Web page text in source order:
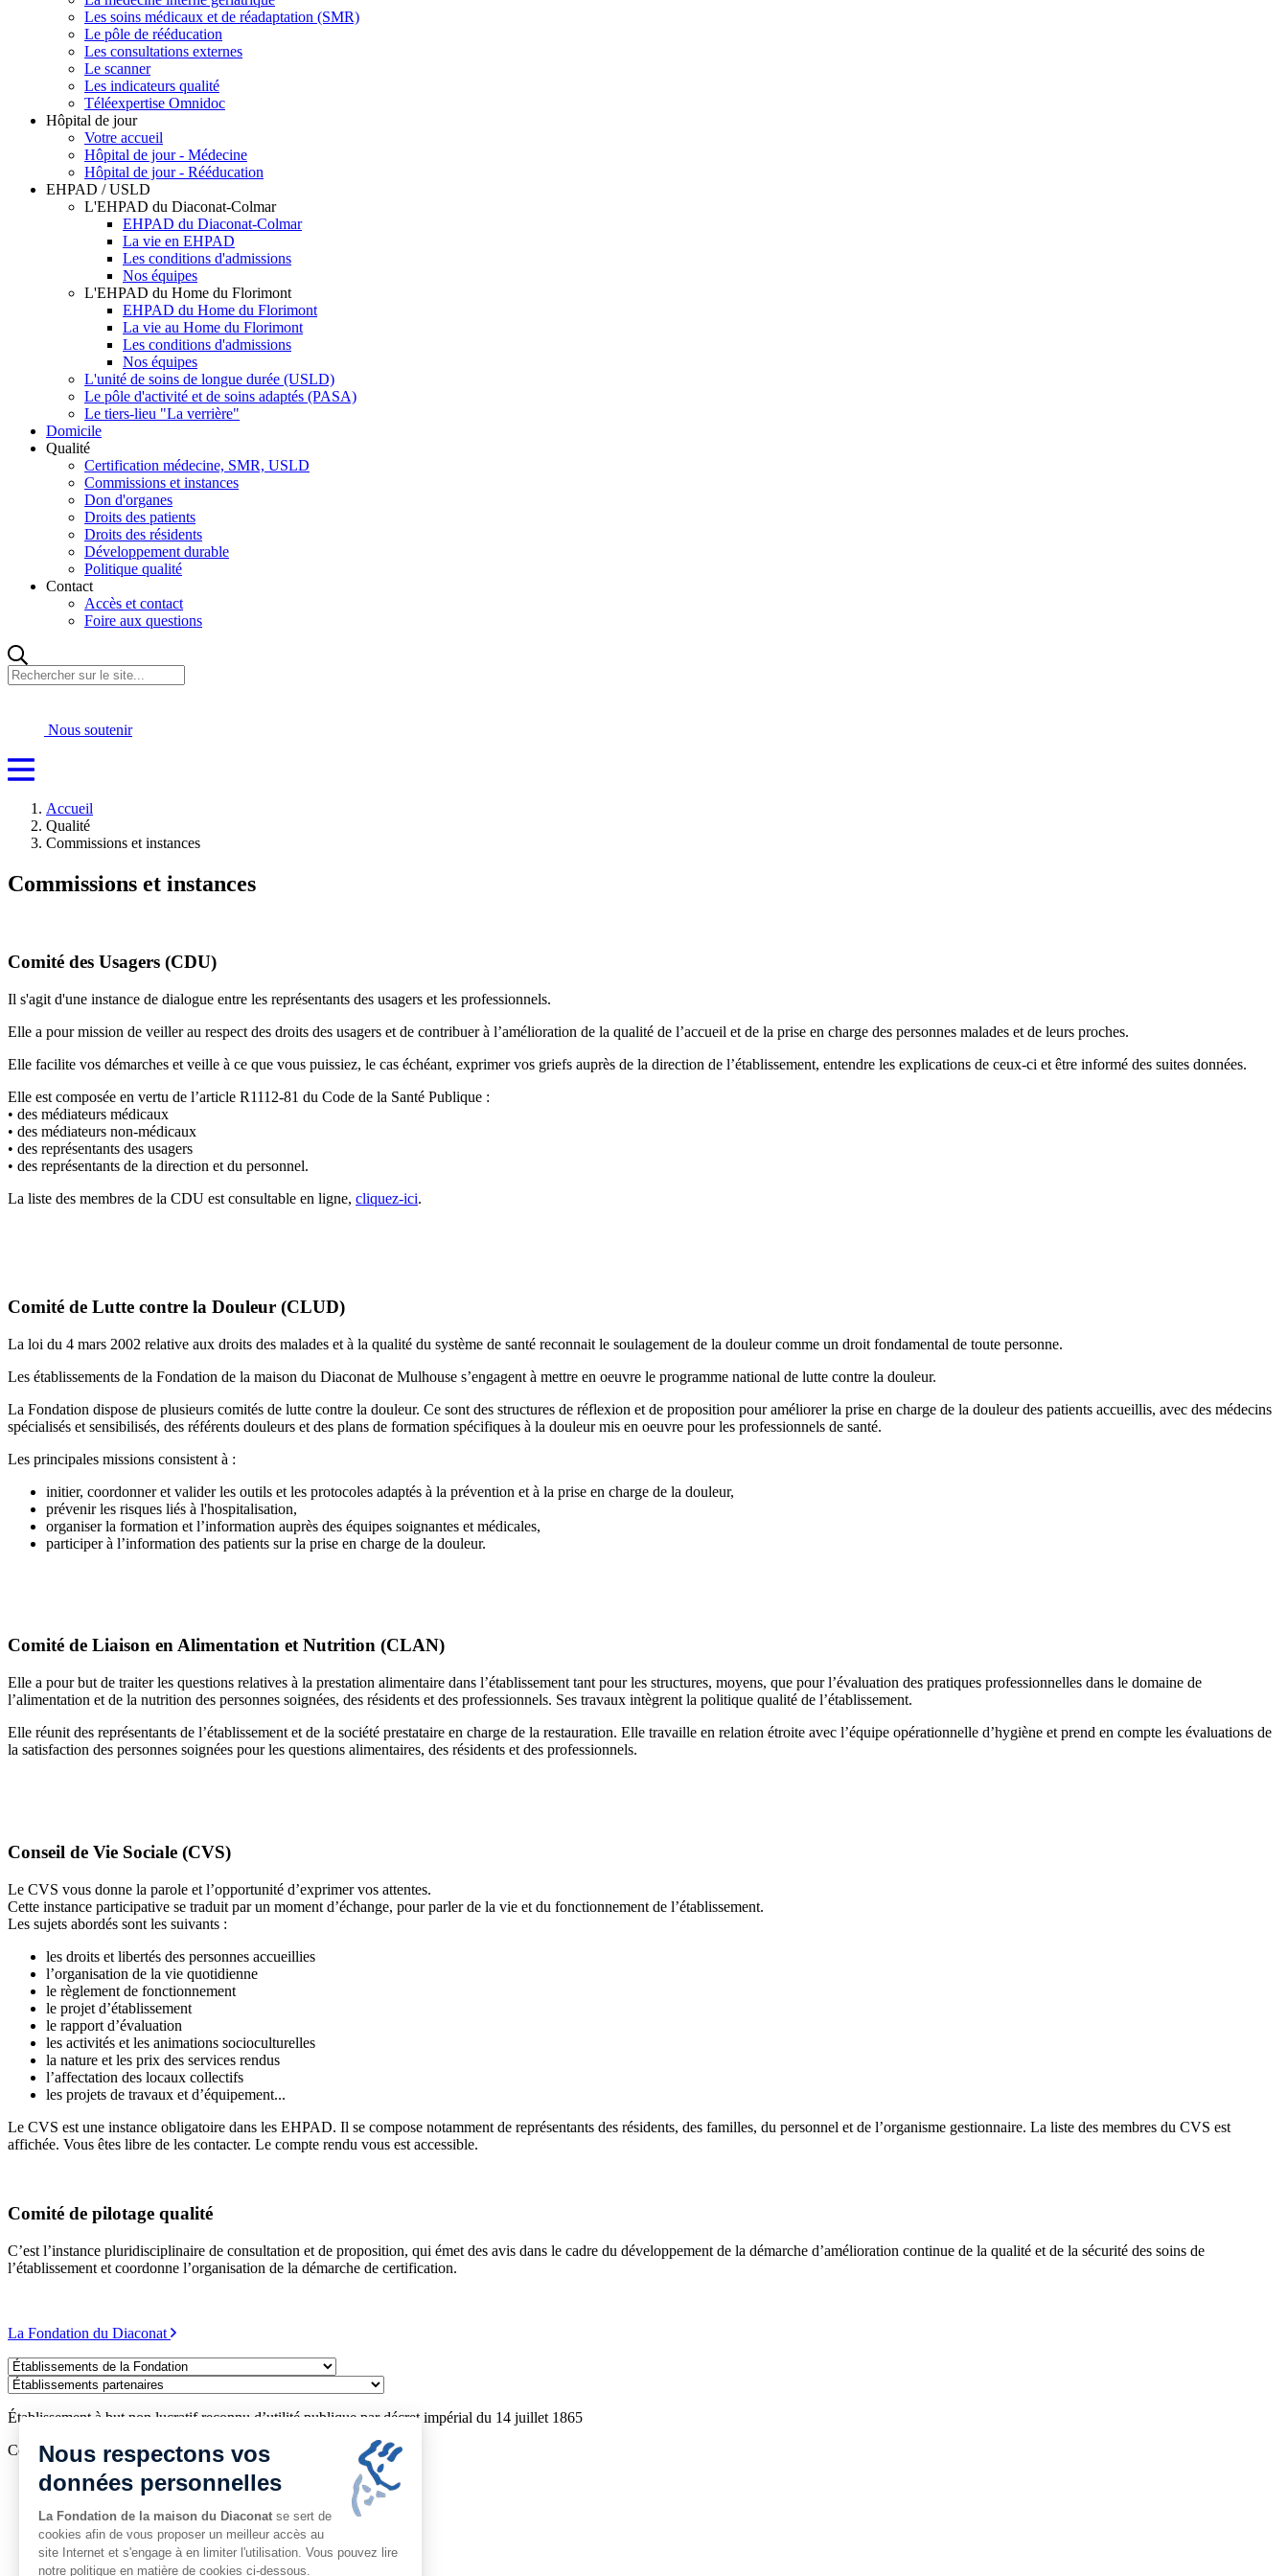
Les soins médicaux et de réadaptation (SMR)
Le pôle de rééducation
Les consultations externes
Le scanner
Les indicateurs qualité
Téléexpertise Omnidoc
Hôpital de jour
Votre accueil
Hôpital de jour - Médecine
Hôpital de jour - Rééducation
EHPAD / USLD
L'EHPAD du Diaconat-Colmar
EHPAD du Diaconat-Colmar
La vie en EHPAD
Les conditions d'admissions
Nos équipes
L'EHPAD du Home du Florimont
EHPAD du Home du Florimont
La vie au Home du Florimont
Les conditions d'admissions
Nos équipes
L'unité de soins de longue durée (USLD)
Le pôle d'activité et de soins adaptés (PASA)
Le tiers-lieu "La verrière"
Domicile
Qualité
Certification médecine, SMR, USLD
Commissions et instances
Don d'organes
Droits des patients
Droits des résidents
Développement durable
Politique qualité
Contact
Accès et contact
Foire aux questions
Rechercher
sur
Nous soutenir
Accueil
Qualité
Commissions et instances
Commissions et instances
Comité des Usagers (CDU)
Il s'agit d'une instance de dialogue entre les représentants des usagers et les professionnels.
Elle a pour mission de veiller au respect des droits des usagers et de contribuer à l’amélioration de la qualité de l’accueil et de la prise en charge des personnes malades et de leurs proches.
Elle facilite vos démarches et veille à ce que vous puissiez, le cas échéant, exprimer vos griefs auprès de la direction de l’établissement, entendre les explications de ceux-ci et être informé des suites données.
Elle est composée en vertu de l’article R1112-81 du Code de la Santé Publique :
• des médiateurs médicaux
• des médiateurs non-médicaux
• des représentants des usagers
• des représentants de la direction et du personnel.
La liste des membres de la CDU est consultable en ligne, cliquez-ici.
Comité de Lutte contre la Douleur (CLUD)
La loi du 4 mars 2002 relative aux droits des malades et à la qualité du système de santé reconnait le soulagement de la douleur comme un droit fondamental de toute personne.
Les établissements de la Fondation de la maison du Diaconat de Mulhouse s’engagent à mettre en oeuvre le programme national de lutte contre la douleur.
La Fondation dispose de plusieurs comités de lutte contre la douleur. Ce sont des structures de réflexion et de proposition pour améliorer la prise en charge de la douleur des patients accueillis, avec des médecins
spécialisés et sensibilisés, des référents douleurs et des plans de formation spécifiques à la douleur mis en oeuvre pour les professionnels de santé.
Les principales missions consistent à :
initier, coordonner et valider les outils et les protocoles adaptés à la prévention et à la prise en charge de la douleur,
prévenir les risques liés à l'hospitalisation,
organiser la formation et l’information auprès des équipes soignantes et médicales,
participer à l’information des patients sur la prise en charge de la douleur.
Comité de Liaison en Alimentation et Nutrition (CLAN)
Elle a pour but de traiter les questions relatives à la prestation alimentaire dans l’établissement tant pour les structures, moyens, que pour l’évaluation des pratiques professionnelles dans le domaine de
l’alimentation et de la nutrition des personnes soignées, des résidents et des professionnels. Ses travaux intègrent la politique qualité de l’établissement.
Elle réunit des représentants de l’établissement et de la société prestataire en charge de la restauration. Elle travaille en relation étroite avec l’équipe opérationnelle d’hygiène et prend en compte les évaluations de
la satisfaction des personnes soignées pour les questions alimentaires, des résidents et des professionnels.
Conseil de Vie Sociale (CVS)
Le CVS vous donne la parole et l’opportunité d’exprimer vos attentes.
Cette instance participative se traduit par un moment d’échange, pour parler de la vie et du fonctionnement de l’établissement.
Les sujets abordés sont les suivants :
les droits et libertés des personnes accueillies
l’organisation de la vie quotidienne
le règlement de fonctionnement
le projet d’établissement
le rapport d’évaluation
les activités et les animations socioculturelles
la nature et les prix des services rendus
l’affectation des locaux collectifs
les projets de travaux et d’équipement...
Le CVS est une instance obligatoire dans les EHPAD. Il se compose notamment de représentants des résidents, des familles, du personnel et de l’organisme gestionnaire. La liste des membres du CVS est
affichée. Vous êtes libre de les contacter. Le compte rendu vous est accessible.
Comité de pilotage qualité
C’est l’instance pluridisciplinaire de consultation et de proposition, qui émet des avis dans le cadre du développement de la démarche d’amélioration continue de la qualité et de la sécurité des soins de
l’établissement et coordonne l’organisation de la démarche de certification.
La Fondation du Diaconat
Établissements
de
la
Fondation
Établissements
Établissement à but non lucratif reconnu d’utilité publique par décret impérial du 14 juillet 1865
Copyright © 2026 www.diaconat-colmar.fr
Mentions légales
Politique de confidentialité
Consentement aux cookies
Plan du site
Alsa'Seniors
Assistante sociale
Nous respectons vos
données personnelles
La Fondation de la maison du Diaconat se sert de
cookies afin de vous proposer un meilleur accès au
site Internet et s'engage à en limiter l'utilisation. Vous pouvez lire
notre politique en matière de cookies ci-dessous.